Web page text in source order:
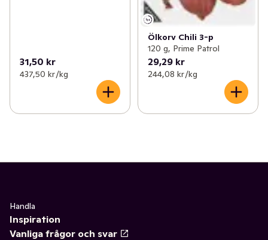
31,50 kr
437,50 kr /kg
Ölkorv Chili 3-p
120 g, Prime Patrol
29,29 kr
244,08 kr /kg
Handla
Inspiration
Vanliga frågor och svar